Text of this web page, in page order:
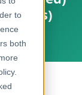
to
both